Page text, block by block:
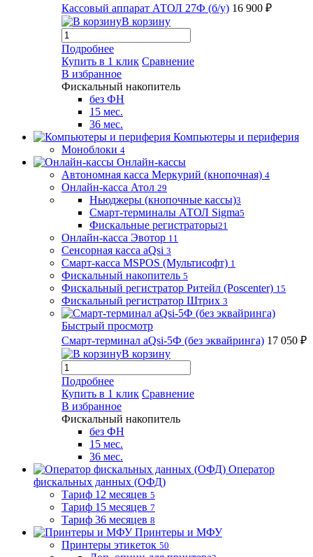
Кассовый аппарат АТОЛ 27Ф (б/у) 16 900 ₽
В корзину
Подробнее
Купить в 1 клик Сравнение
В избранное
Фискальный накопитель
без ФН
15 мес.
36 мес.
Компьютеры и периферия
Моноблоки 4
Онлайн-кассы
Автономная касса Меркурий (кнопочная) 4
Онлайн-касса Атол 29
Ньюджеры (кнопочные кассы)3
Смарт-терминалы АТОЛ Sigma5
Фискальные регистраторы21
Онлайн-касса Эвотор 11
Сенсорная касса aQsi 3
Смарт-касса MSPOS (Мультисофт) 1
Фискальный накопитель 5
Фискальный регистратор Ритейл (Poscenter) 15
Фискальный регистратор Штрих 3
Быстрый просмотр
Смарт-терминал aQsi-5Ф (без эквайринга) 17 050 ₽
В корзину
Подробнее
Купить в 1 клик Сравнение
В избранное
Фискальный накопитель
без ФН
15 мес.
36 мес.
Оператор
фискальных данных (ОФД)
Тариф 12 месяцев 5
Тариф 15 месяцев 7
Тариф 36 месяцев 8
Принтеры и МФУ
Принтеры этикеток 50